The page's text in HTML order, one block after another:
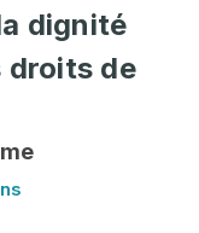
dignité
droits de